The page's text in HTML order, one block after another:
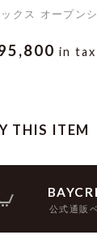
クス オープン
in tax
THIS ITEM
公式通販